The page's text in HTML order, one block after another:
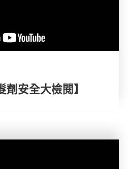
劑安全大檢閱】